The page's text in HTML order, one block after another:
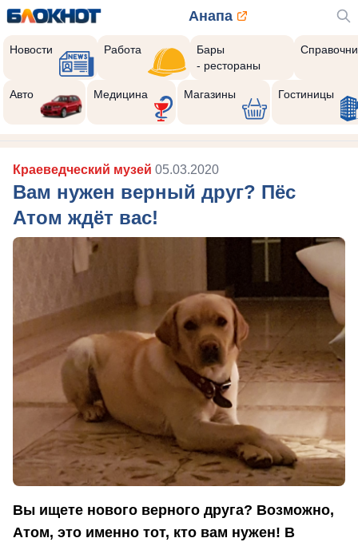
Анапа
Новости Работа
Бары
- рестораны
Авто Медицина Магазины Гостиницы
Краеведческий музей 05.03.2020
Вам нужен верный друг? Пёс
Атом ждёт вас!
Вы ищете нового верного друга? Возможно,
Атом, это именно тот, кто вам нужен! В